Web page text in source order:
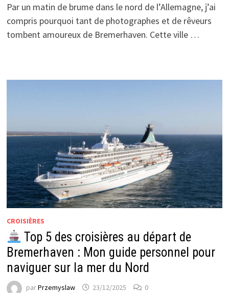
Par un matin de brume dans le nord de l’Allemagne, j’ai
compris pourquoi tant de photographes et de rêveurs
tombent amoureux de Bremerhaven. Cette ville …
CROISIÈRES
Top 5 des croisières au départ de
Bremerhaven : Mon guide personnel pour
naviguer sur la mer du Nord
parPrzemyslaw 23/12/2025 0